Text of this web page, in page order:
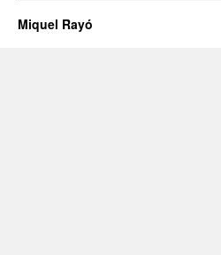
Miquel Rayó